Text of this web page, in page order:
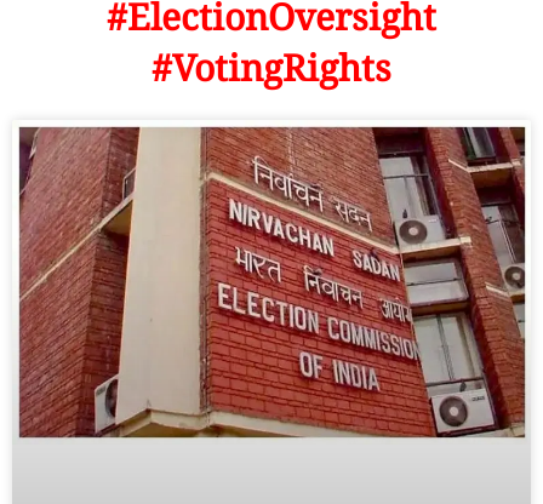
#ElectionOversight
#VotingRights